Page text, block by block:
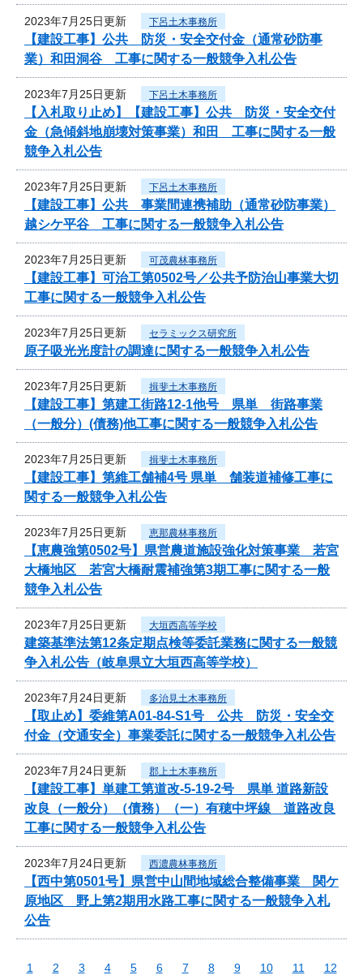
2023年7月25日更新 下呂土木事務所
【建設工事】公共 防災・安全交付金（通常砂防事
業）和田洞谷 工事に関する一般競争入札公告
2023年7月25日更新 下呂土木事務所
【入札取り止め】【建設工事】公共 防災・安全交付
金（急傾斜地崩壊対策事業）和田 工事に関する一般
競争入札公告
2023年7月25日更新 下呂土木事務所
【建設工事】公共 事業間連携補助（通常砂防事業）
越シケ平谷 工事に関する一般競争入札公告
2023年7月25日更新 可茂農林事務所
【建設工事】可治工第0502号／公共予防治山事業大切
工事に関する一般競争入札公告
2023年7月25日更新 セラミックス研究所
原子吸光光度計の調達に関する一般競争入札公告
2023年7月25日更新 揖斐土木事務所
【建設工事】第建工街路12-1他号 県単 街路事業
（一般分）(債務)他工事に関する一般競争入札公告
2023年7月25日更新 揖斐土木事務所
【建設工事】第維工舗補4号 県単 舗装道補修工事に
関する一般競争入札公告
2023年7月25日更新 恵那農林事務所
【恵農強第0502号】県営農道施設強化対策事業 若宮
大橋地区 若宮大橋耐震補強第3期工事に関する一般
競争入札公告
2023年7月25日更新 大垣西高等学校
建築基準法第12条定期点検等委託業務に関する一般競
争入札公告（岐阜県立大垣西高等学校）
2023年7月24日更新 多治見土木事務所
【取止め】委維第A01-84-S1号 公共 防災・安全交
付金（交通安全）事業委託に関する一般競争入札公告
2023年7月24日更新 郡上土木事務所
【建設工事】単建工第道改-5-19-2号 県単 道路新設
改良（一般分）（債務）（一）有穂中坪線 道路改良
工事に関する一般競争入札公告
2023年7月24日更新 西濃農林事務所
【西中第0501号】県営中山間地域総合整備事業 関ケ
原地区 野上第2期用水路工事に関する一般競争入札
公告
1 2 3 4 5 6 7 8 9 10 11
12